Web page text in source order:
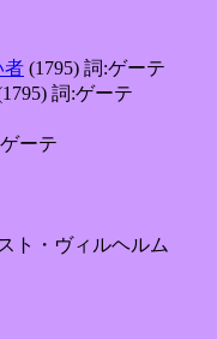
者 (1795) 詞:ゲーテ
詞:ゲーテ
ーテ
ト・ヴィルヘルム